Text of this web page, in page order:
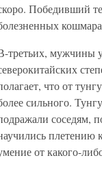
Победивший
третьих, мужчины
что от
сильного.
соседям,
плетению
от какого-